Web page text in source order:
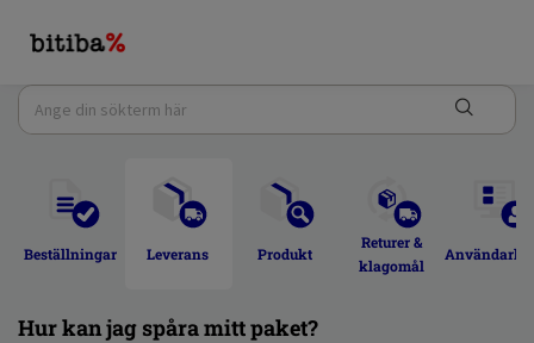
Beställningar Leverans Produkt
Returer &
klagomål
Hur kan jag spåra mitt paket?